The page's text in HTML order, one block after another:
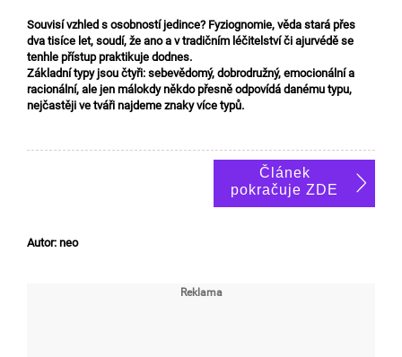
Souvisí vzhled s osobností jedince? Fyziognomie, věda stará přes
dva tisíce let, soudí, že ano a v tradičním léčitelství či ajurvédě se
tenhle přístup praktikuje dodnes.
Základní typy jsou čtyři: sebevědomý, dobrodružný, emocionální a
racionální, ale jen málokdy někdo přesně odpovídá danému typu,
nejčastěji ve tváři najdeme znaky více typů.
Článek
pokračuje ZDE
Autor: neo